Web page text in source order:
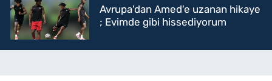
Avrupa'dan Amed'e uzanan hikaye
; Evimde gibi hissediyorum